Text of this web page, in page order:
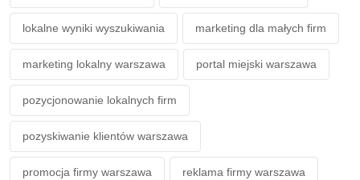
lokalne wyniki wyszukiwania marketing dla małych firm
marketing lokalny warszawa portal miejski warszawa
pozycjonowanie lokalnych firm
pozyskiwanie klientów warszawa
promocja firmy warszawa reklama firmy warszawa